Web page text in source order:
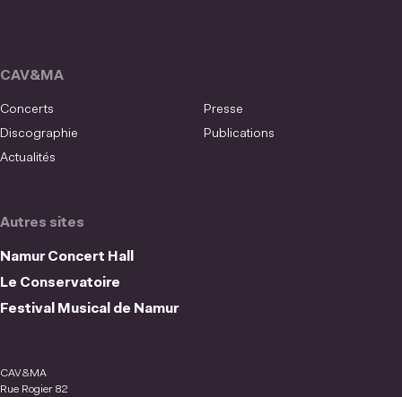
Autres sites
Namur Concert Hall
Le Conservatoire
Festival Musical de Namur
CAV&MA
Concerts
Presse
Discographie
Publications
Actualités
CAV&MA
Rue Rogier 82